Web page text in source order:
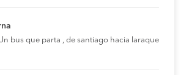
bus que parta , de santiago hacia laraque